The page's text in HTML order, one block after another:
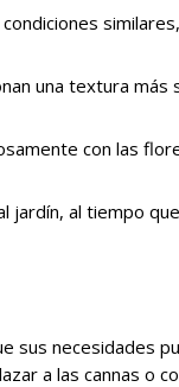
una textura más
con las
jardín, al tiempo que
sus necesidades
a las cannas o